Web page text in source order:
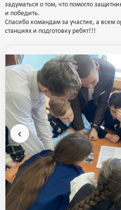
задуматься о том, что помогло
и победить.
Спасибо командам за участие, а всем
станциях и подготовку ребят!!!
‹